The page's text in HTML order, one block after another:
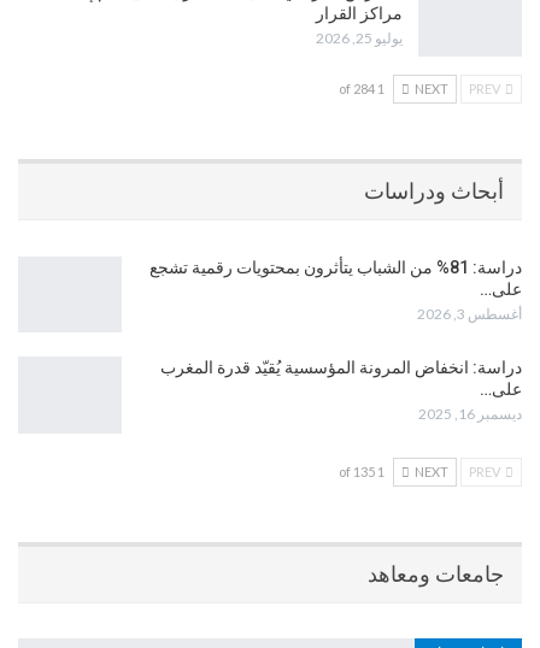
مراكز القرار
يوليو 25, 2026
NEXT
1 of 284
أبحاث ودراسات
دراسة: 81% من الشباب يتأثرون بمحتويات رقمية تشجع
على…
أغسطس 3, 2026
دراسة: انخفاض المرونة المؤسسية يُقيّد قدرة المغرب
على…
ديسمبر 16, 2025
NEXT
1 of 135
جامعات ومعاهد